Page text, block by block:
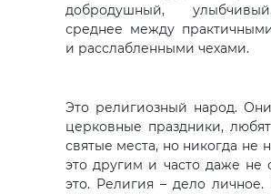
добродушный,
среднее между
и расслабленными чехами.
Это религиозный народ.
церковные праздники,
святые места, но никогда не
это другим и часто даже не
это. Религия – дело личное.